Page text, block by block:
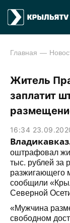
Главная
Житель
заплатит
16:34
оштрафовал
тыс. рублей за
разжигающего
сообщили
Северной
«Мужчина
свободном